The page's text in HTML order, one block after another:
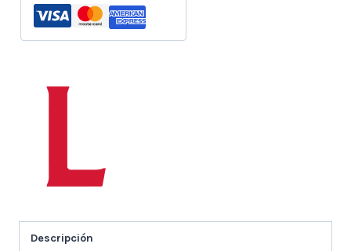
Micrófono
cantidad
Descripción